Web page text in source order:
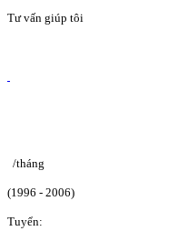
Tư vấn giúp tôi
/tháng
(1996 - 2006)
Tuyển: